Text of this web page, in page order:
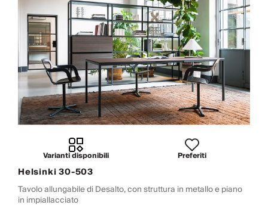
Varianti disponibili Preferiti
Helsinki 30-503
Tavolo allungabile di Desalto, con struttura in metallo e piano
in impiallacciato